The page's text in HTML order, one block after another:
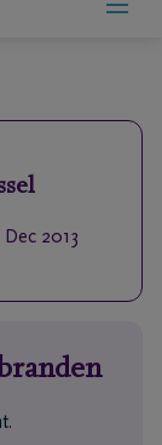
Dec 2013